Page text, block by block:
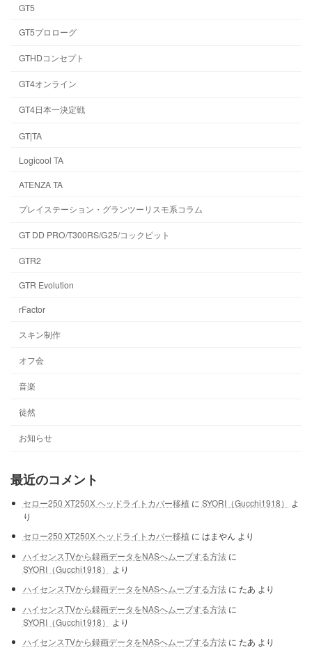
GT5
GT5プロローグ
GTHDコンセプト
GT4オンライン
GT4日本一決定戦
GT|TA
Logicool TA
ATENZA TA
プレイステーション・グランツーリスモ系コラム
GT DD PRO/T300RS/G25/コックピット
GTR2
GTR Evolution
rFactor
スキン制作
オフ会
音楽
徒然
お知らせ
最近のコメント
セロー250 XT250X ヘッドライトカバー移植 に SYORI（Gucchi1918）
よ
り
セロー250 XT250X ヘッドライトカバー移植 に はまやん より
ハイセンスTVから録画データをNASへムーブする方法に
SYORI（Gucchi1918）
より
ハイセンスTVから録画データをNASへムーブする方法に たあ より
ハイセンスTVから録画データをNASへムーブする方法に
SYORI（Gucchi1918）
より
ハイセンスTVから録画データをNASへムーブする方法に たあ より